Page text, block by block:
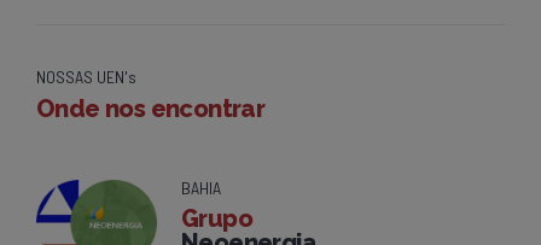
NOSSAS UEN's
Onde nos encontrar
BAHIA
Grupo